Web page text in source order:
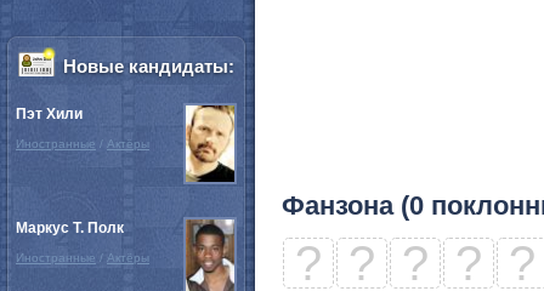
Фанзона (0
? ? ? ? ?
Новые кандидаты:
Пэт Хили
Иностранные / Актёры
Маркус Т. Полк
Иностранные / Актёры